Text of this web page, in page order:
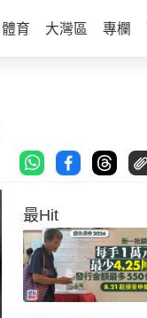
體育 大灣區 專欄
最Hit